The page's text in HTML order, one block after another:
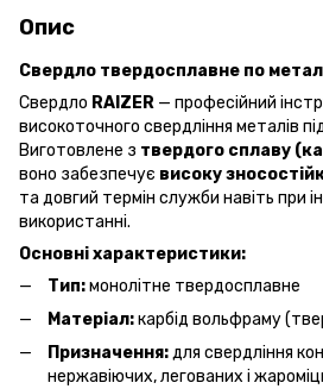
Опис
Свердло твердосплавне по
Свердло RAIZER — професійний
високоточного свердління металів
Виготовлене з твердого сплаву
воно забезпечує високу
та довгий термін служби навіть при
використанні.
Основні характеристики:
Тип:монолітне твердосплавне
Матеріал:карбід вольфраму
Призначення:для свердління
нержавіючих, легованих і